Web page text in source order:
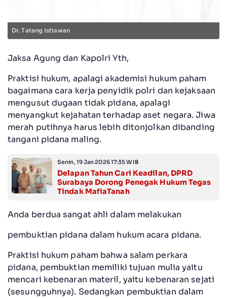
Dr. Tatang Istiawan
Jaksa Agung dan Kapolri Yth,
Praktisi hukum, apalagi akademisi hukum paham
bagaimana cara kerja penyidik polri dan kejaksaan
mengusut dugaan tidak pidana, apalagi
menyangkut kejahatan terhadap aset negara. Jiwa
merah putihnya harus lebih ditonjolkan dibanding
tangani pidana maling.
Senin, 19 Jan 2026 17:35 WIB
Delapan Tahun Cari Keadilan, DPRD
Surabaya Dorong Penegak Hukum Tegas
Tindak MafiaTanah
Anda berdua sangat ahli dalam melakukan
pembuktian pidana dalam hukum acara pidana.
Praktisi hukum paham bahwa salam perkara
pidana, pembuktian memiliki tujuan mulia yaitu
mencari kebenaran materil, yaitu kebenaran sejati
(sesungguhnya). Sedangkan pembuktian dalam